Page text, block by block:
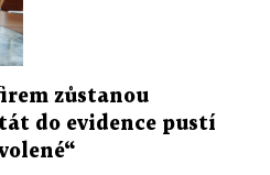
zůstanou
do evidence pustí